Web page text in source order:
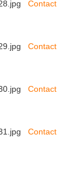
Contact
Contact
Contact
Contact